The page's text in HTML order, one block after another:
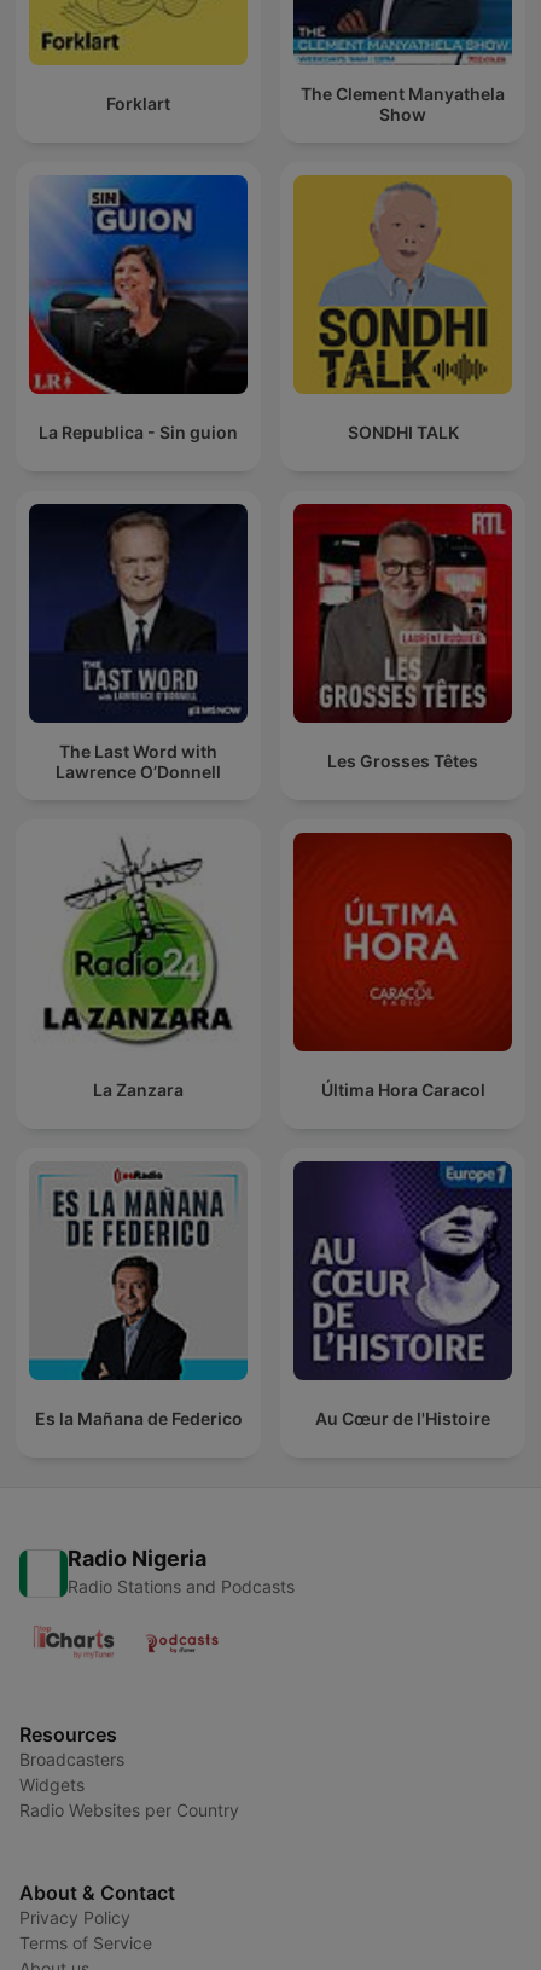
Forklart
The Clement Manyathela
Show
La Republica - Sin guion SONDHI TALK
The Last Word with
Lawrence O’Donnell
Les Grosses Têtes
La Zanzara Última Hora Caracol
Es la Mañana de Federico Au Cœur de l'Histoire
Radio Nigeria
Radio Stations and Podcasts
Resources
Broadcasters
Widgets
Radio Websites per Country
About & Contact
Privacy Policy
Terms of Service